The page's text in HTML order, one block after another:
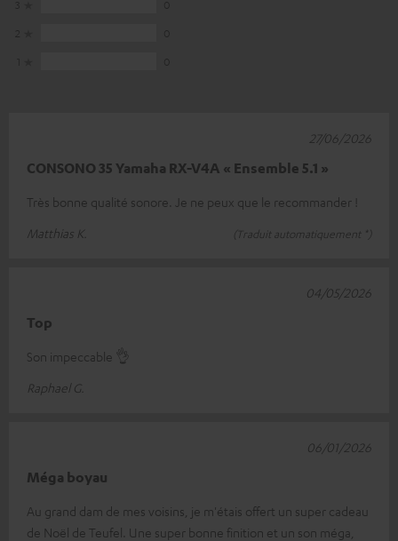
CONSONO 35 Yamaha RX-V4A « Ensemble 5.1 »
Très bonne qualité sonore. Je ne peux que le recommander !
Matthias K.
(Traduit automatiquement *)
27/06/2026
Top
Son impeccable 👌
Raphael G.
04/05/2026
Méga boyau
Au grand dam de mes voisins, je m'étais offert un super cadeau
de Noël de Teufel. Une super bonne finition et un son méga,
06/01/2026